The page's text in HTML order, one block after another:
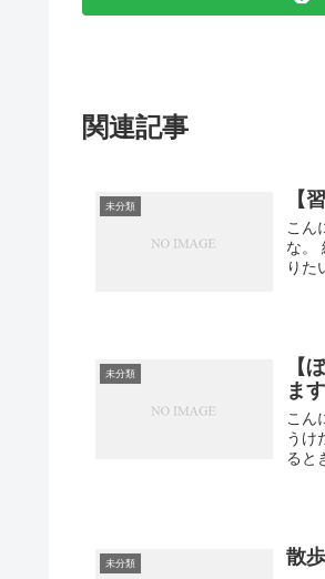
関連記事
未分類 【
こん
な。
りた
未分類
【
ます
こん
うけ
ると
未分類 散